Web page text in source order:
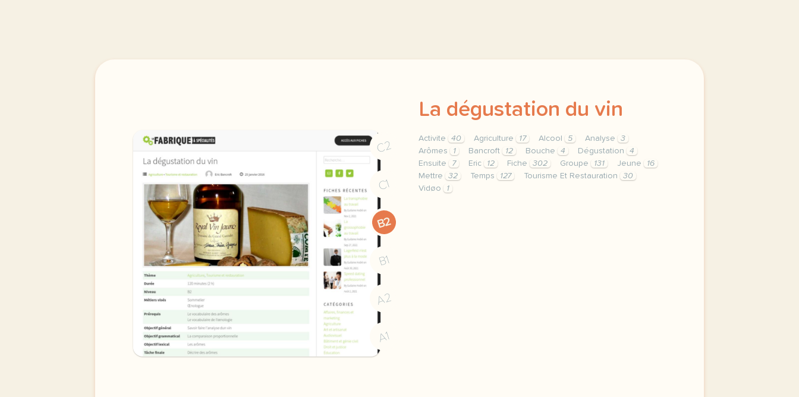
C2
C1
B2
B1
A2
A1
La dégustation du vin
Activite 40 Agriculture 17 Alcool 5 Analyse
3
Arômes
1 Bancroft 12 Bouche 4 Dégustation
4
Ensuite
7 Eric 12 Fiche 302 Groupe 131 Jeune
16
Mettre
32 Temps 127 Tourisme Et Restauration
30
Vidøo
1